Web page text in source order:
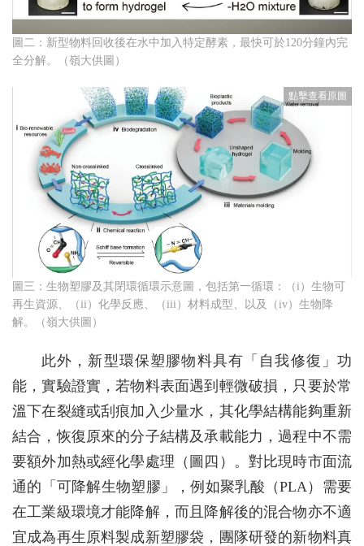
圖二：新型物料回收後在水中加入特定酵素，最快可於120分鐘內完
全分解。（嶺大供圖）
圖三：生物塑膠及其閉環循環示意圖，包括第一循環：（i）生物可
再生資源、（ii）化學反應、（iii）材料成型、以及（iv）生物降
解。（嶺大供圖）
此外，新型環保塑膠物料具有「自我修復」功
能，實驗證實，若物料表面遇到輕微破損，只要於常
溫下在裂縫或刮痕加入少量水，其化學結構能夠重新
結合，恢復原來的分子結構及承載能力，過程中不需
要額外加熱或經化學處理（圖四）。對比現時市面流
通的「可降解生物塑膠」，例如聚乳酸（PLA）需要
在工業級環境才能降解，而且降解後的混合物亦不適
宜成為再生原料製成新塑膠袋，團隊研發的新物料真